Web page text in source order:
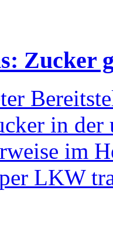
Zucker
in
im
LKW